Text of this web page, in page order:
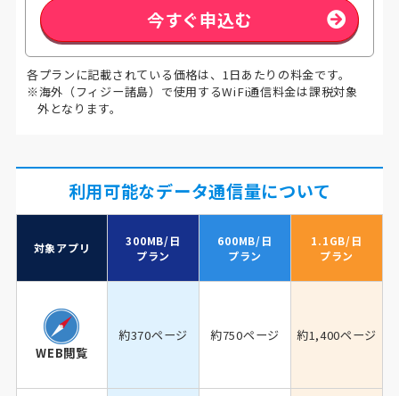
今すぐ申込む
各プランに記載されている価格は、1日あたりの料金です。
※海外（フィジー諸島）で使用するWiFi通信料金は課税対象
外となります。
利用可能なデータ通信量について
対象アプリ
300MB/日
プラン
600MB/日
プラン
1.1GB/日
プラン
WEB閲覧
約370ページ 約750ページ 約1,400ページ